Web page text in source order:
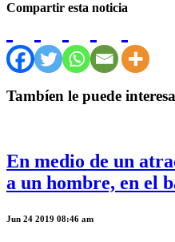
Compartir esta noticia
Tambíen le puede
En medio de un
a un hombre, en el
Jun 24 2019 08:46 am